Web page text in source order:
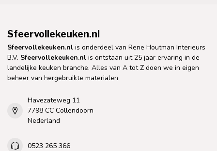
Sfeervollekeuken.nl
Sfeervollekeuken.nl is onderdeel van Rene Houtman Interieurs
B.V. Sfeervollekeuken.nl is ontstaan uit 25 jaar ervaring in de
landelijke keuken branche. Alles van A tot Z doen we in eigen
beheer van hergebruikte materialen
Havezateweg 11
7798 CC Collendoorn
Nederland
0523 265 366